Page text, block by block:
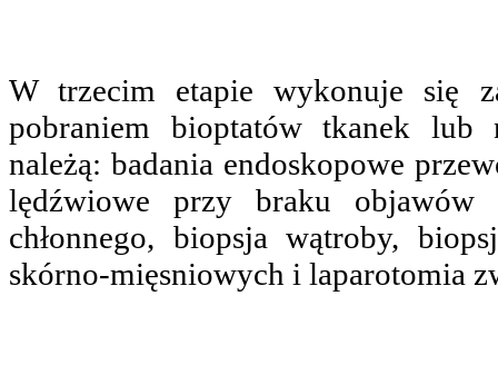
W trzecim etapie wykonuje się
pobraniem bioptatów tkanek lub
należą: badania endoskopowe
lędźwiowe przy braku objawów
chłonnego, biopsja wątroby,
skórno-mięsniowych i laparotomia